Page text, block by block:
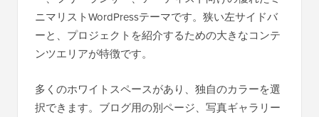
ニマリストWordPressテーマです。狭い左サイドバ
ーと、プロジェクトを紹介するための大きなコンテ
ンツエリアが特徴です。
多くのホワイトスペースがあり、独自のカラーを選
択できます。ブログ用の別ページ、写真ギャラリー